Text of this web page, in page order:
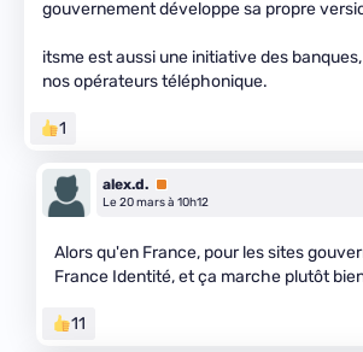
gouvernement développe sa propre
itsme est aussi une initiative des
nos opérateurs téléphonique.
1
alex.d. Premium
Le 20 mars à 10h12
Alors qu'en France, pour les sites
France Identité, et ça marche plutôt
11